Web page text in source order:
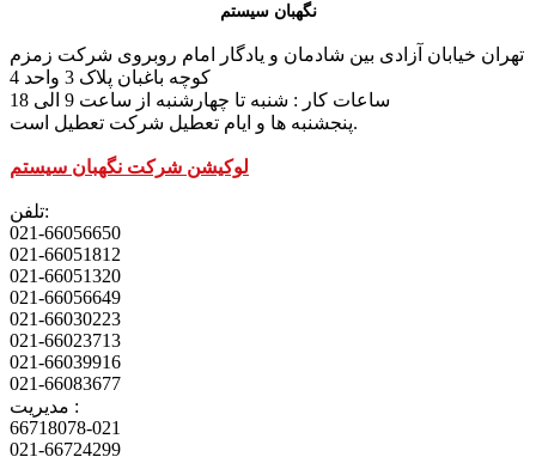
نگهبان سیستم
تهران خیابان آزادی بین شادمان و یادگار امام روبروی شرکت زمزم
کوچه باغبان پلاک 3 واحد 4
پنجشنبه ها و ایام تعطیل شرکت تعطیل است.
لوکیشن شرکت نگهبان سیستم
تلفن:
021-66056650
021-66051812
021-66051320
021-66056649
021-66030223
021-66023713
021-66039916
021-66083677
مدیریت :
66718078-021
021-66724299